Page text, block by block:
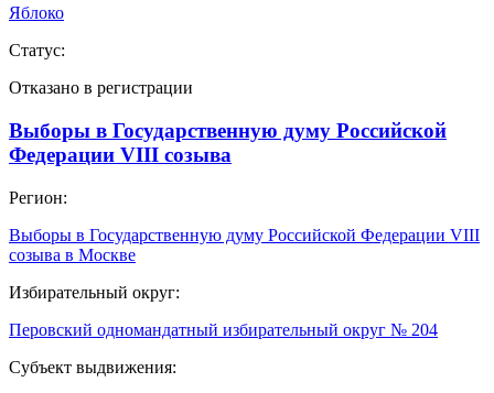
Яблоко
Статус:
Отказано в регистрации
Выборы в Государственную думу Российской
Федерации VIII созыва
Регион:
Выборы в Государственную думу Российской Федерации VIII
созыва в Москве
Избирательный округ:
Перовский одномандатный избирательный округ № 204
Субъект выдвижения: